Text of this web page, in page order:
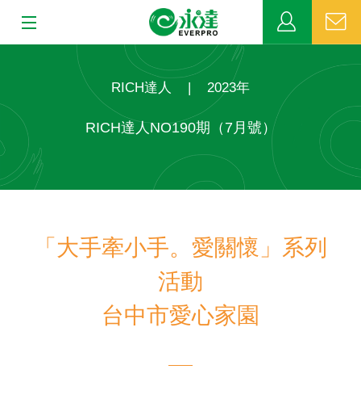
MDRT
公益活動
RICH達人 | 2023年
RICH達人NO190期（7月號）
「大手牽小手。愛關懷」系列
活動
台中市愛心家園